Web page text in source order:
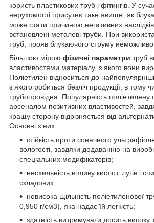
користь пластикових труб і фітингів. У
нерухомості присутнє таке явище, як
може стати причиною негативних
встановлені металеві труби. При
труб, прояв блукаючого струму неможливо.
Більшою мірою фізичні параметри труб
властивостями матеріалу, з якого вони
Поліетилен відноситься до
з якого робиться безліч продукції, в тому
трубопровідна. Популярність
арсеналом позитивних властивостей,
кращу сторону відрізняється від
Основні з них:
стійкість проти сонячного
вологості, завдяки додаванню на
спеціальних модифікаторів;
несхильність впливу кислот, лугів і
складових;
невисока щільність поліетиленової
0,950 г/см3), яка надає їй легкість;
здатність витримувати досить